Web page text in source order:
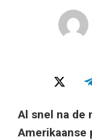
Al snel na de
Amerikaanse